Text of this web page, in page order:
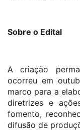
Sobre o Edital
A criação
ocorreu em
marco para a
diretrizes e
fomento,
difusão de